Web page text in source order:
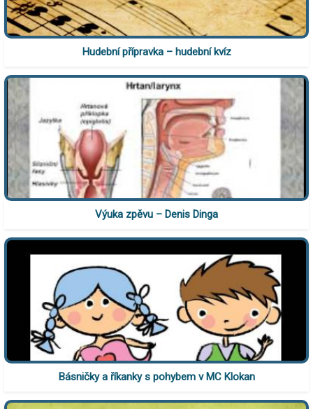
Hudební přípravka – hudební kvíz
Výuka zpěvu – Denis Dinga
Básničky a říkanky s pohybem v MC Klokan